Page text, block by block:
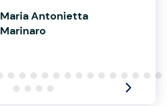
Maria Antonietta
Marinaro